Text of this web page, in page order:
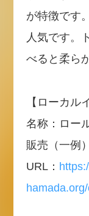
が特徴です
人気です。
べると柔ら
【ローカル
名称：ロー
販売（一例
URL：